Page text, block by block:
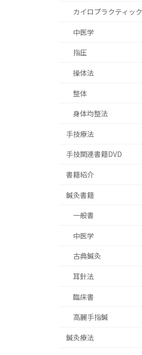
カイロプラクティック
中医学
指圧
操体法
整体
身体均整法
手技療法
手技関連書籍DVD
書籍紹介
鍼灸書籍
一般書
中医学
古典鍼灸
耳針法
臨床書
高麗手指鍼
鍼灸療法